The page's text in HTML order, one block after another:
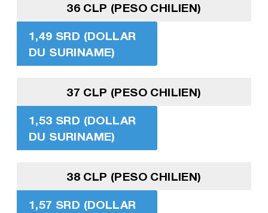
36 CLP (PESO CHILIEN)
1,49 SRD (DOLLAR
DU SURINAME)
37 CLP (PESO CHILIEN)
1,53 SRD (DOLLAR
DU SURINAME)
38 CLP (PESO CHILIEN)
1,57 SRD (DOLLAR